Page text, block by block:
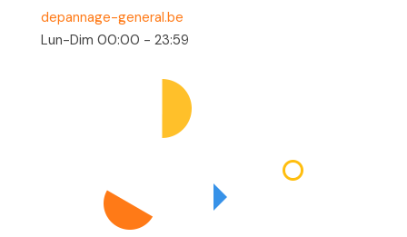
depannage-general.be
Lun-Dim 00:00 - 23:59